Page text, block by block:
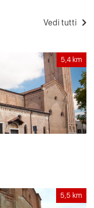
Vedi tutti
5,4 km
5,5 km